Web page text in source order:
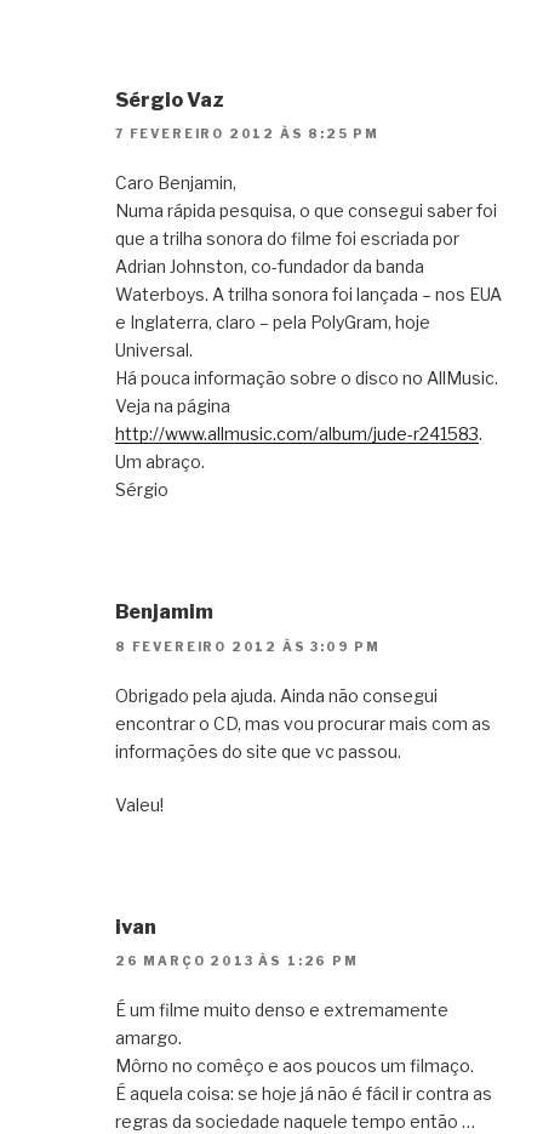
Sérgio Vaz
7 FEVEREIRO 2012 ÀS 8:25 PM
Caro Benjamin,
Numa rápida pesquisa, o que consegui saber foi
que a trilha sonora do filme foi escriada por
Adrian Johnston, co-fundador da banda
Waterboys. A trilha sonora foi lançada – nos EUA
e Inglaterra, claro – pela PolyGram, hoje
Universal.
Há pouca informação sobre o disco no AllMusic.
Veja na página
http://www.allmusic.com/album/jude-r241583.
Um abraço.
Sérgio
Benjamim
8 FEVEREIRO 2012 ÀS 3:09 PM
Obrigado pela ajuda. Ainda não consegui
encontrar o CD, mas vou procurar mais com as
informações do site que vc passou.
Valeu!
ivan
26 MARÇO 2013 ÀS 1:26 PM
É um filme muito denso e extremamente
amargo.
Môrno no comêço e aos poucos um filmaço.
É aquela coisa: se hoje já não é fácil ir contra as
regras da sociedade naquele tempo então …